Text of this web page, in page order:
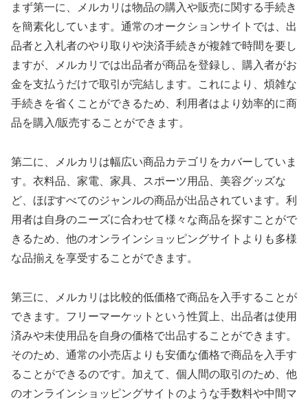
まず第一に、メルカリは物品の購入や販売に関する手続き
を簡素化しています。通常のオークションサイトでは、出
品者と入札者のやり取りや決済手続きが複雑で時間を要し
ますが、メルカリでは出品者が商品を登録し、購入者がお
金を支払うだけで取引が完結します。これにより、煩雑な
手続きを省くことができるため、利用者はより効率的に商
品を購入/販売することができます。
第二に、メルカリは幅広い商品カテゴリをカバーしていま
す。衣料品、家電、家具、スポーツ用品、美容グッズな
ど、ほぼすべてのジャンルの商品が出品されています。利
用者は自身のニーズに合わせて様々な商品を探すことがで
きるため、他のオンラインショッピングサイトよりも多様
な品揃えを享受することができます。
第三に、メルカリは比較的低価格で商品を入手することが
できます。フリーマーケットという性質上、出品者は使用
済みや未使用品を自身の価格で出品することができます。
そのため、通常の小売店よりも安価な価格で商品を入手す
ることができるのです。加えて、個人間の取引のため、他
のオンラインショッピングサイトのような手数料や中間マ